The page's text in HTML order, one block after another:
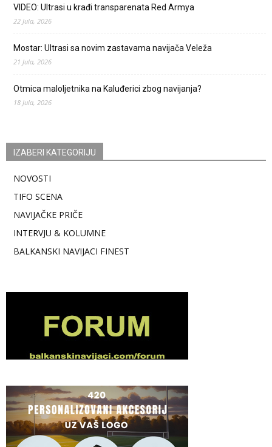
VIDEO: Ultrasi u krađi transparenata Red Armya
22 Jula, 2026
Mostar: Ultrasi sa novim zastavama navijača Veleža
21 Jula, 2026
Otmica maloljetnika na Kaluđerici zbog navijanja?
18 Jula, 2026
IZABERI KATEGORIJU
NOVOSTI
TIFO SCENA
NAVIJAČKE PRIČE
INTERVJU & KOLUMNE
BALKANSKI NAVIJACI FINEST